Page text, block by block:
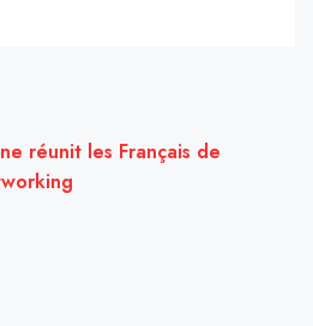
réunit les Français de